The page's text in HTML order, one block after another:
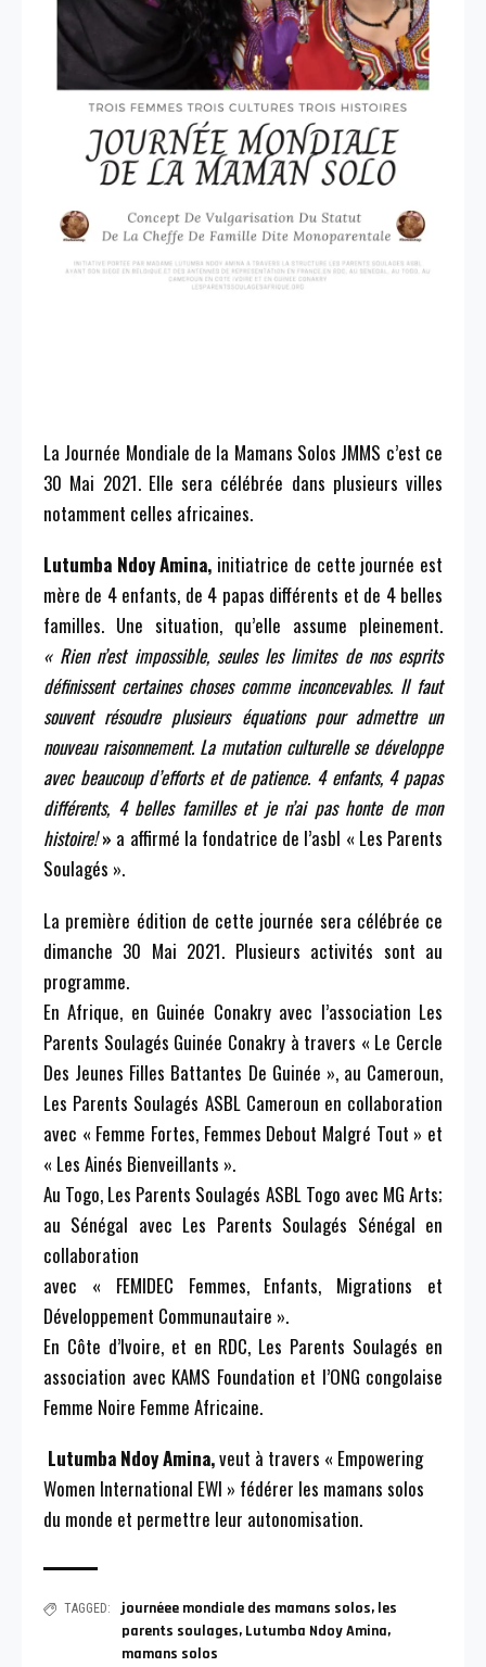
La Journée Mondiale de la Mamans Solos JMMS c’est ce
30 Mai 2021. Elle sera célébrée dans plusieurs villes
notamment celles africaines.
Lutumba Ndoy Amina, initiatrice de cette journée est
mère de 4 enfants, de 4 papas différents et de 4 belles
familles. Une situation, qu’elle assume pleinement.
« Rien n’est impossible, seules les limites de nos esprits
définissent certaines choses comme inconcevables. Il faut
souvent résoudre plusieurs équations pour admettre un
nouveau raisonnement. La mutation culturelle se développe
avec beaucoup d’efforts et de patience. 4 enfants, 4 papas
différents, 4 belles familles et je n’ai pas honte de mon
histoire!» a affirmé la fondatrice de l’asbl « Les Parents
Soulagés ».
La première édition de cette journée sera célébrée ce
dimanche 30 Mai 2021. Plusieurs activités sont au
programme.
En Afrique, en Guinée Conakry avec l’association Les
Parents Soulagés Guinée Conakry à travers « Le Cercle
Des Jeunes Filles Battantes De Guinée », au Cameroun,
Les Parents Soulagés ASBL Cameroun en collaboration
avec « Femme Fortes, Femmes Debout Malgré Tout » et
« Les Ainés Bienveillants ».
Au Togo, Les Parents Soulagés ASBL Togo avec MG Arts;
au Sénégal avec Les Parents Soulagés Sénégal en
collaboration
avec « FEMIDEC Femmes, Enfants, Migrations et
Développement Communautaire ».
En Côte d’Ivoire, et en RDC, Les Parents Soulagés en
association avec KAMS Foundation et l’ONG congolaise
Femme Noire Femme Africaine.
Lutumba Ndoy Amina,veut à travers « Empowering
Women International EWI » fédérer les mamans solos
du monde et permettre leur autonomisation.
TAGGED: journéee mondiale des mamans solos, les
parents soulages, Lutumba Ndoy Amina,
mamans solos